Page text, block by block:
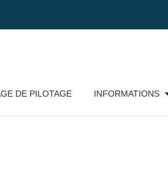
DE PILOTAGE INFORMATIONS